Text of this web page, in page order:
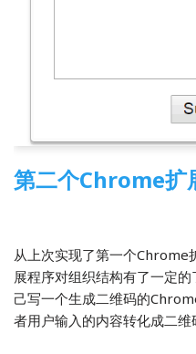
第二个Chrome扩
从上次实现了第一个
展程序对组织结构有了一定
己写一个生成二维码的
者用户输入的内容转化成二维